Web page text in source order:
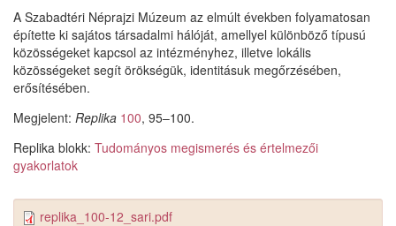
A Szabadtéri Néprajzi Múzeum az elmúlt években folyamatosan
építette ki sajátos társadalmi hálóját, amellyel különböző típusú
közösségeket kapcsol az intézményhez, illetve lokális
közösségeket segít örökségük, identitásuk megőrzésében,
erősítésében.
Megjelent: Replika 100, 95–100.
Replika blokk: Tudományos megismerés és értelmezői
gyakorlatok
replika_100-12_sari.pdf